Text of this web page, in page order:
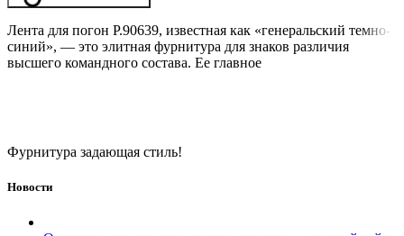
Лента для погон Р.90639, известная как «генеральский темно-
синий», — это элитная фурнитура для знаков различия
высшего командного состава. Ее главное
Фурнитура задающая стиль!
Новости